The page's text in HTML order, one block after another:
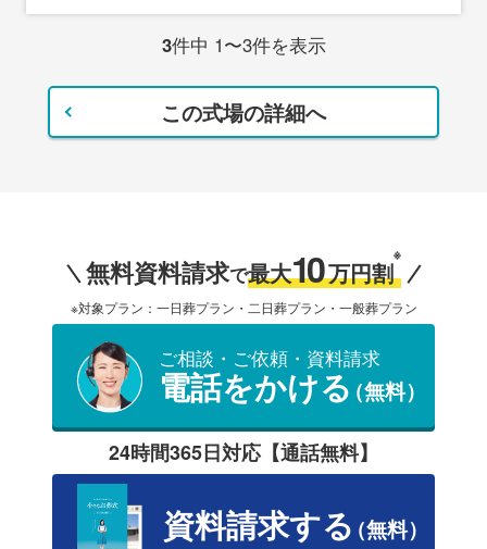
3件中 1〜3件を表示
この式場の詳細へ
無料資料請求で最大10万円割
※
※対象プラン：一日葬プラン・二日葬プラン・一般葬プラン
ご相談・ご依頼・資料請求
電話をかける（無料）
24時間365日対応【通話無料】
資料請求する（無料）